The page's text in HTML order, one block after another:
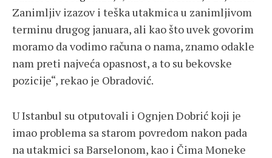
Zanimljiv izazov i teška utakmica u zanimljivom
terminu drugog januara, ali kao što uvek govorim
moramo da vodimo računa o nama, znamo odakle
nam preti najveća opasnost, a to su bekovske
pozicije“, rekao je Obradović.
U Istanbul su otputovali i Ognjen Dobrić koji je
imao problema sa starom povredom nakon pada
na utakmici sa Barselonom, kao i Čima Moneke